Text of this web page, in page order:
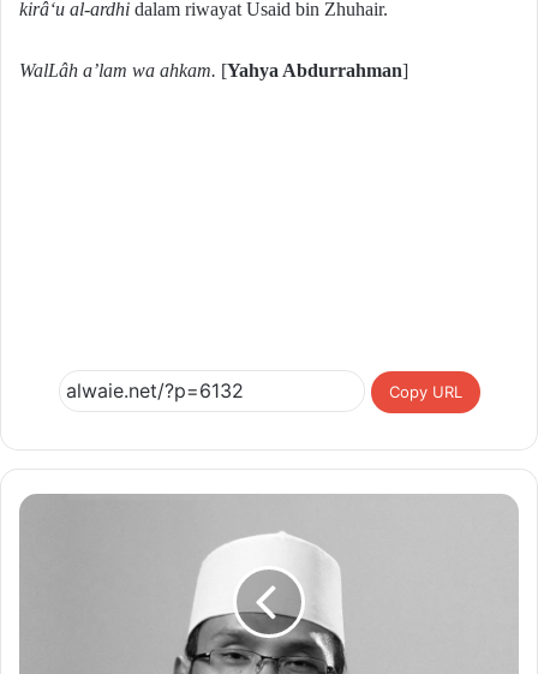
kirâ‘u al-ardhi dalam riwayat Usaid bin Zhuhair.
WalLâh a’lam wa ahkam. [Yahya Abdurrahman]
Copy URL